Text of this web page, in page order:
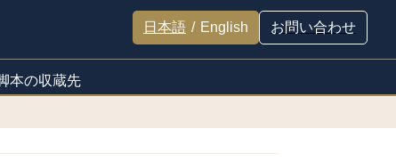
日本語 / English お問い合わせ
本の収蔵先